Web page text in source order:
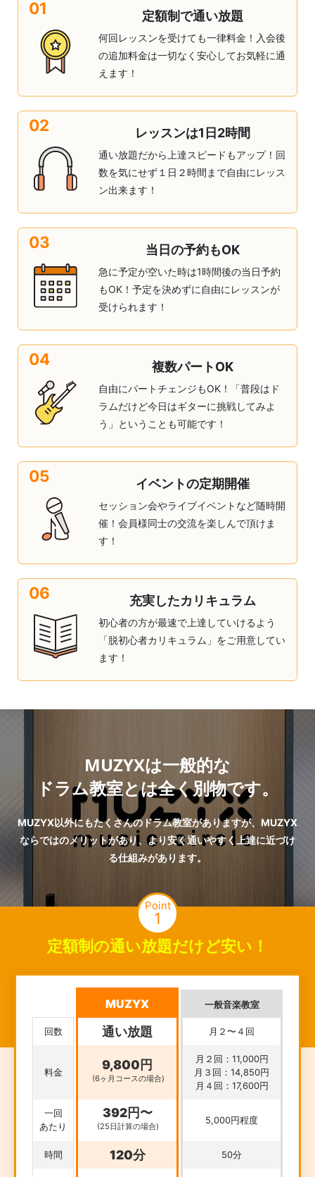
01 定額制で通い放題
何回レッスンを受けても一律料金！入会後
の追加料金は一切なく安心してお気軽に通
えます！
02 レッスンは1日2時間
通い放題だから上達スピードもアップ！回
数を気にせず１日２時間まで自由にレッス
ン出来ます！
03 当日の予約もOK
急に予定が空いた時は1時間後の当日予約
もOK！予定を決めずに自由にレッスンが
受けられます！
04 複数パートOK
自由にパートチェンジもOK！「普段はド
ラムだけど今日はギターに挑戦してみよ
う」ということも可能です！
05 イベントの定期開催
セッション会やライブイベントなど随時開
催！会員様同士の交流を楽しんで頂けま
す！
06 充実したカリキュラム
初心者の方が最速で上達していけるよう
「脱初心者カリキュラム」をご用意してい
ます！
MUZYXは一般的な
ドラム教室とは全く別物です。
MUZYX以外にもたくさんのドラム教室がありますが、MUZYX
ならではのメリットがあり、より安く通いやすく上達に近づけ
る仕組みがあります。
Point
1
定額制の通い放題だけど安い！
MUZYX 一般音楽教室
回数 通い放題 月２〜４回
料金
9,800円
(6ヶ月コースの場合)
月２回：11,000円
月３回：14,850円
月４回：17,600円
一回
あたり
392円〜
(25日計算の場合)
5,000円程度
時間 120分 50分